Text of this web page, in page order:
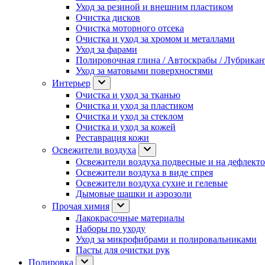
Уход за резиной и внешним пластиком
Очистка дисков
Очистка моторного отсека
Очистка и уход за хромом и металлами
Уход за фарами
Полировочная глина / Автоскрабы /
Уход за матовыми поверхностями
Интерьер
Очистка и уход за тканью
Очистка и уход за пластиком
Очистка и уход за стеклом
Очистка и уход за кожей
Реставрация кожи
Освежители воздуха
Освежители воздуха подвесные и на
Освежители воздуха в виде спрея
Освежители воздуха сухие и гелевые
Дымовые шашки и аэрозоли
Прочая химия
Лакокрасочные материалы
Наборы по уходу
Уход за микрофибрами и полировальниками
Пасты для очистки рук
Полировка